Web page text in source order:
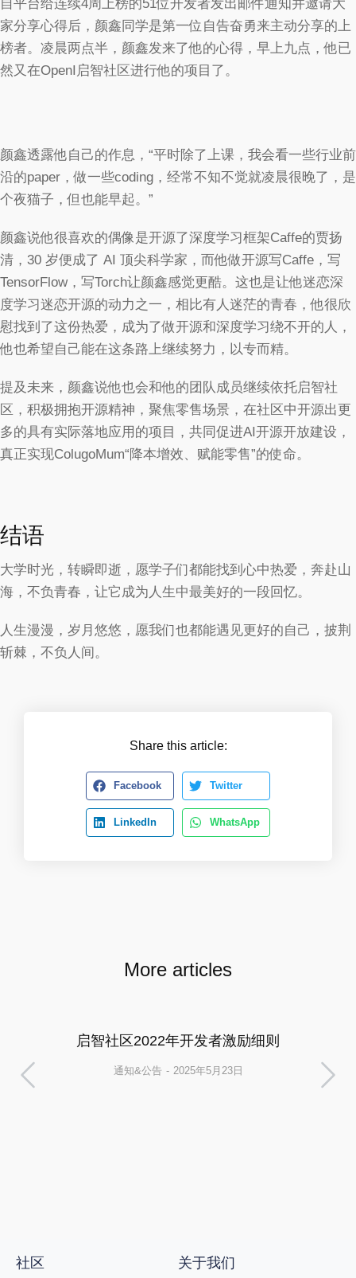
自平台给连续4周上榜的51位开发者发出邮件通知并邀请大
家分享心得后，颜鑫同学是第一位自告奋勇来主动分享的上
榜者。凌晨两点半，颜鑫发来了他的心得，早上九点，他已
然又在OpenI启智社区进行他的项目了。
颜鑫透露他自己的作息，“平时除了上课，我会看一些行业前
沿的paper，做一些coding，经常不知不觉就凌晨很晚了，是
个夜猫子，但也能早起。”
颜鑫说他很喜欢的偶像是开源了深度学习框架Caffe的贾扬
清，30 岁便成了 AI 顶尖科学家，而他做开源写Caffe，写
TensorFlow，写Torch让颜鑫感觉更酷。这也是让他迷恋深
度学习迷恋开源的动力之一，相比有人迷茫的青春，他很欣
慰找到了这份热爱，成为了做开源和深度学习绕不开的人，
他也希望自己能在这条路上继续努力，以专而精。
提及未来，颜鑫说他也会和他的团队成员继续依托启智社
区，积极拥抱开源精神，聚焦零售场景，在社区中开源出更
多的具有实际落地应用的项目，共同促进AI开源开放建设，
真正实现ColugoMum“降本增效、赋能零售”的使命。
结语
大学时光，转瞬即逝，愿学子们都能找到心中热爱，奔赴山
海，不负青春，让它成为人生中最美好的一段回忆。
人生漫漫，岁月悠悠，愿我们也都能遇见更好的自己，披荆
斩棘，不负人间。
Share this article:
Facebook Twitter
LinkedIn WhatsApp
More articles
启智社区2022年开发者激励细则
通知&公告 2025年5月23日
社区 关于我们